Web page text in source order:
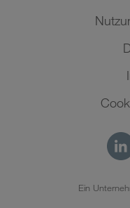
Ein